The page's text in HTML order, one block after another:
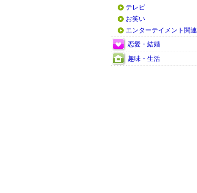
テレビ
お笑い
エンターテイメント関連
恋愛・結婚
趣味・生活